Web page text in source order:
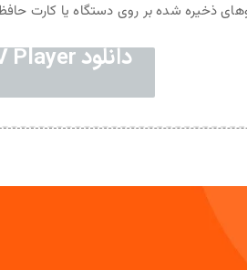
دانلود ADV Player